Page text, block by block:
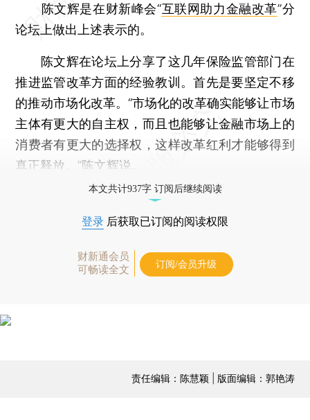
陈文辉是在财新峰会“互联网助力金融改革”分
论坛上做出上述表示的。
陈文辉在论坛上分享了这几年保险监管部门在
推进监管改革方面的经验教训。首先是要坚定不移
的推动市场化改革。“市场化的改革确实能够让市场
主体有更大的自主权，而且也能够让金融市场上的
消费者有更大的选择权，这样改革红利才能够得到
真正释放。”陈文辉说。
本文共计937字 订阅后继续阅读
登录 后获取已订阅的阅读权限
财新通会员
可畅读全文
订阅/会员升级
责任编辑：陈慧颖 | 版面编辑：郭艳涛